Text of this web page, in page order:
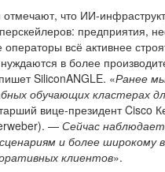
что ИИ-
предприятия,
всё активнее
в более
SiliconANGLE. «Ранее
обучающих кластерах
вице-президент Cisco
— Сейчас
и более широкому
клиентов».